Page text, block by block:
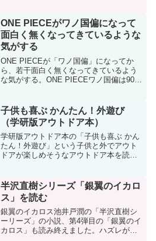
ONE PIECEがワノ国偏になって
面白く無くなってきているような
気がする
ONE PIECEが「ワノ国偏」になってか
ら、若干面白く無くなってきているよう
な気がする。ONE PIECEワノ国偏は909
気が・・・。
子供も喜ぶ かんたん！外遊び
（学研版アウトドア本）
学研版アウトドア本の「子供も喜ぶ かん
たん！外遊び」という子供と外でアウト
ドアが楽しめそうなアウトドア本を読ん
原…自然の中で手軽に楽しもうその感想
です。
半沢直樹シリーズ「銀翼のイカロ
ス」を読む
銀翼のイカロス池井戸潤の「半沢直樹シ
ーリーズ」の小説、第4弾目の「銀翼のイ
カロス」も読み終えました。ハズレがな